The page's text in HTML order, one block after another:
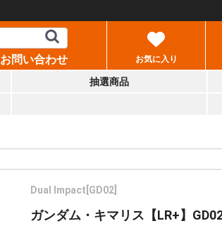
お問い合わせ お気に入り
抽選商品
Dual Impact[GD02]
ガンダム・キマリス【LR+】